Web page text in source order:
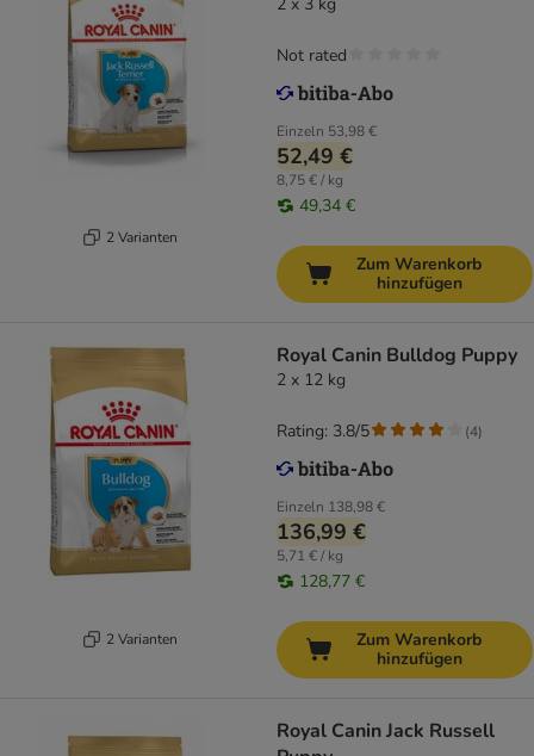
2 Varianten
Einzeln 53,98 €
52,49 €
8,75 € / kg
49,34 €
Not rated
Zum Warenkorb
hinzufügen
2 Varianten
Royal Canin Bulldog Puppy
2 x 12 kg
Einzeln 138,98 €
136,99 €
5,71 € / kg
128,77 €
Rating: 3.8/5 (4)
Zum Warenkorb
hinzufügen
Royal Canin Jack Russell